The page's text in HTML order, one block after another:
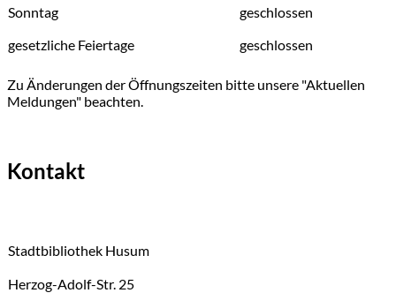
Sonntag
geschlossen
gesetzliche Feiertage
geschlossen
Zu Änderungen der Öffnungszeiten bitte unsere "Aktuellen
Meldungen" beachten.
Kontakt
Stadtbibliothek Husum
Herzog-Adolf-Str. 25